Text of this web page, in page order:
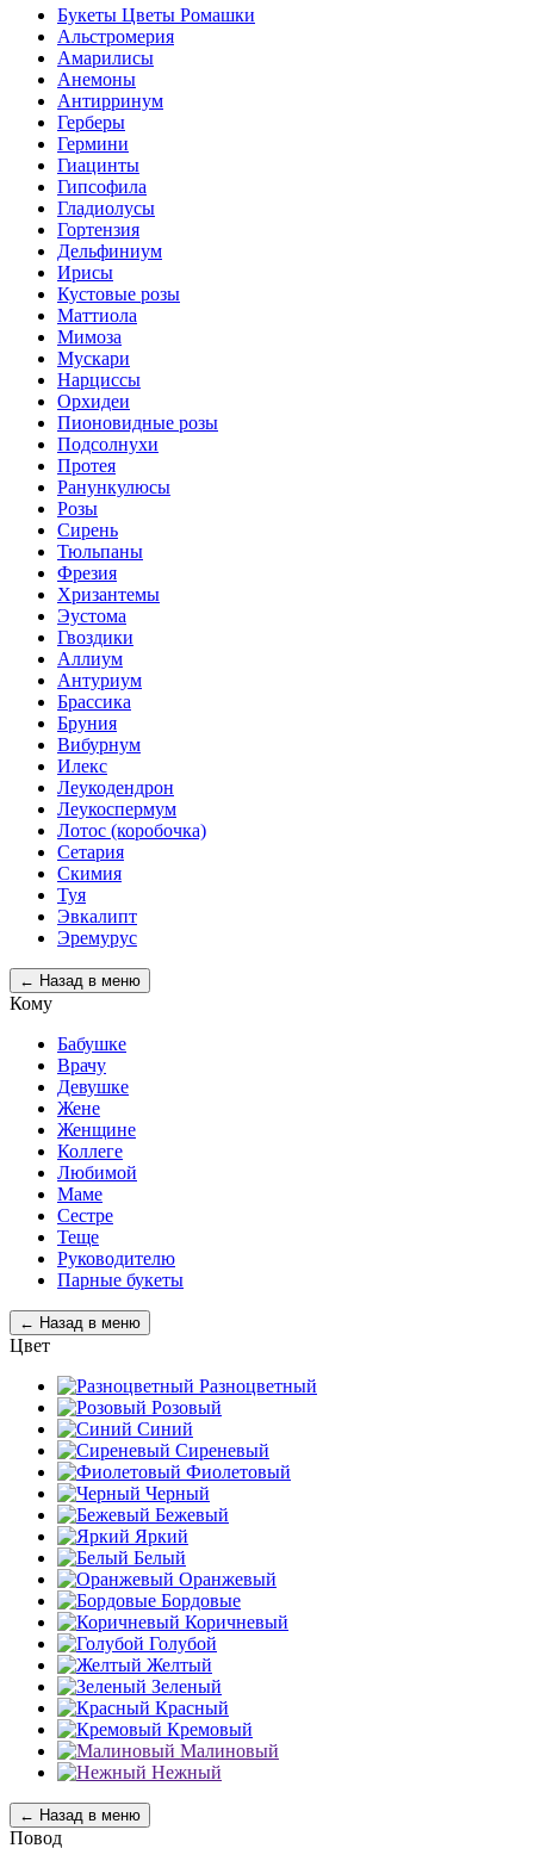
Букеты Цветы Ромашки
Альстромерия
Амарилисы
Анемоны
Антирринум
Герберы
Гермини
Гиацинты
Гипсофила
Гладиолусы
Гортензия
Дельфиниум
Ирисы
Кустовые розы
Маттиола
Мимоза
Мускари
Нарциссы
Орхидеи
Пионовидные розы
Подсолнухи
Протея
Ранункулюсы
Розы
Сирень
Тюльпаны
Фрезия
Хризантемы
Эустома
Гвоздики
Аллиум
Антуриум
Брассика
Бруния
Вибурнум
Илекс
Леукодендрон
Леукоспермум
Лотос (коробочка)
Сетария
Скимия
Туя
Эвкалипт
Эремурус
← Назад в меню
Кому
Бабушке
Врачу
Девушке
Жене
Женщине
Коллеге
Любимой
Маме
Сестре
Теще
Руководителю
Парные букеты
← Назад в меню
Цвет
Разноцветный
Розовый
Синий
Сиреневый
Фиолетовый
Черный
Бежевый
Яркий
Белый
Оранжевый
Бордовые
Коричневый
Голубой
Желтый
Зеленый
Красный
Кремовый
Малиновый
Нежный
← Назад в меню
Повод